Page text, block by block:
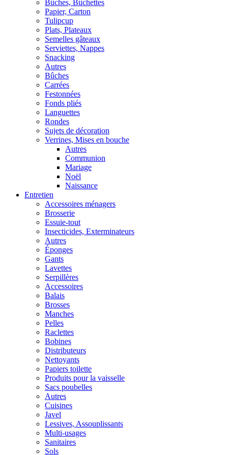
Bûches, Bûchettes
Papier, Carton
Tulipcup
Plats, Plateaux
Semelles gâteaux
Serviettes, Nappes
Snacking
Autres
Bûches
Carrées
Festonnées
Fonds pliés
Languettes
Rondes
Sujets de décoration
Verrines, Mises en bouche
Autres
Communion
Mariage
Noël
Naissance
Entretien
Accessoires ménagers
Brosserie
Essuie-tout
Insecticides, Exterminateurs
Autres
Éponges
Gants
Lavettes
Serpillères
Accessoires
Balais
Brosses
Manches
Pelles
Raclettes
Bobines
Distributeurs
Nettoyants
Papiers toilette
Produits pour la vaisselle
Sacs poubelles
Autres
Cuisines
Javel
Lessives, Assouplissants
Multi-usages
Sanitaires
Sols